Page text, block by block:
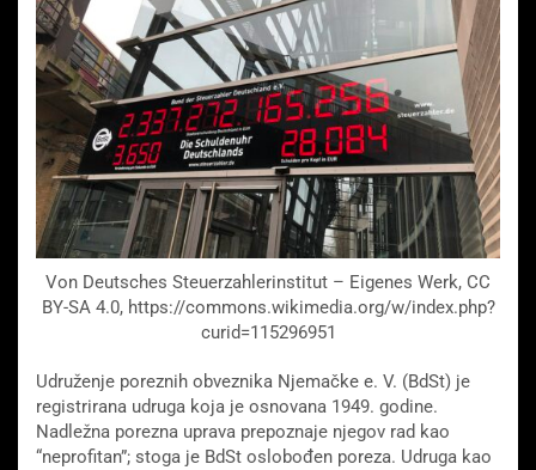
Von Deutsches Steuerzahlerinstitut – Eigenes Werk, CC
BY-SA 4.0, https://commons.wikimedia.org/w/index.php?
curid=115296951
Udruženje poreznih obveznika Njemačke e. V. (BdSt) je
registrirana udruga koja je osnovana 1949. godine.
Nadležna porezna uprava prepoznaje njegov rad kao
“neprofitan”; stoga je BdSt oslobođen poreza. Udruga kao